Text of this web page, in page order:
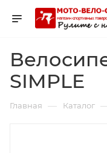
SIMPLE
Главная — Каталог